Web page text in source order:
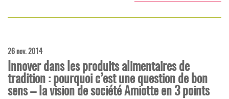
26 nov. 2014
Innover dans les produits alimentaires de
tradition : pourquoi c’est une question de bon
sens – la vision de société Amiotte en 3 points